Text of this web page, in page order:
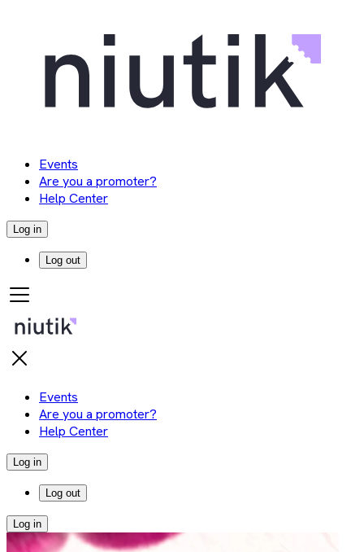
Events
Are you a promoter?
Help Center
Log in
Log out
Events
Are you a promoter?
Help Center
Log in
Log out
Log in